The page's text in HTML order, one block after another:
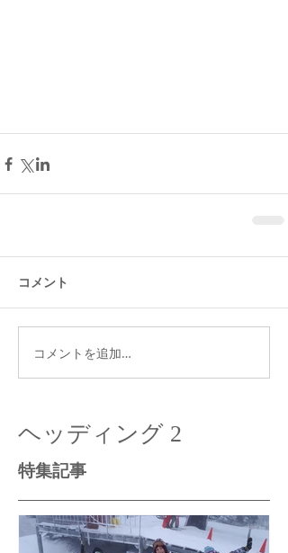
コメント
コメントを追加…
ヘッディング 2
特集記事